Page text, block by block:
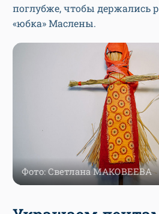
поглубже, чтобы держались
«юбка» Маслены.
Фото: Светлана МАКОВЕЕВА